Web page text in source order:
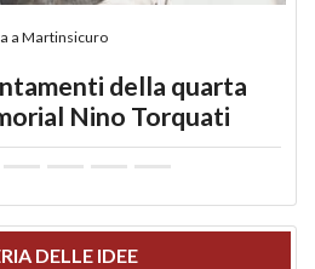
a Martinsicuro
della quarta
Nino Torquati
DELLE IDEE